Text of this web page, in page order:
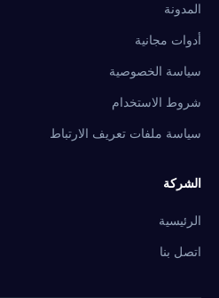
المدونة
أدوات مجانية
سياسة الخصوصية
شروط الاستخدام
سياسة ملفات تعريف الارتباط
الشركة
الرئيسية
اتصل بنا